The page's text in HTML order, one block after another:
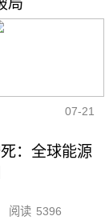
局
07-21
：全球能源
阅读 5396